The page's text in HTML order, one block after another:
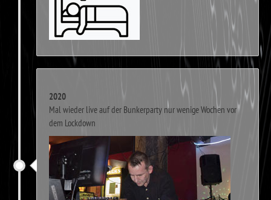
2020
Mal wieder live auf der Bunkerparty nur wenige Wochen vor
dem Lockdown